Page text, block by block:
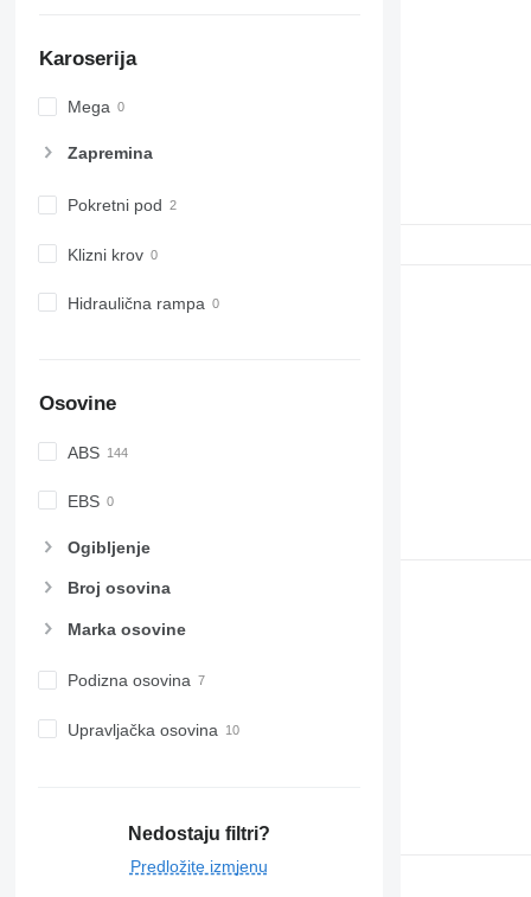
Karoserija
Mega
Zapremina
Pokretni pod
Klizni krov
Hidraulična rampa
Osovine
ABS
EBS
Ogibljenje
Broj osovina
Marka osovine
Podizna osovina
Upravljačka osovina
Nedostaju filtri?
Predložite izmjenu